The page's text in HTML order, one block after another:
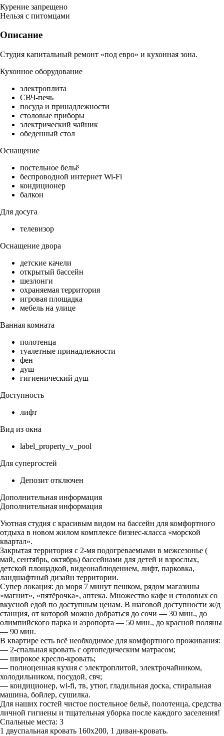
Курение запрещено
Нельзя с питомцами
Описание
Студия капитальный ремонт «под евро» и кухонная зона.
Кухонное оборудование
электроплита
СВЧ-печь
посуда и принадлежности
столовые приборы
электрический чайник
обеденный стол
Оснащение
постельное бельё
беспроводной интернет Wi-Fi
кондиционер
балкон
Для досуга
телевизор
Оснащение двора
детские качели
открытый бассейн
шезлонги
охраняемая территория
игровая площадка
мебель на улице
Ванная комната
полотенца
туалетные принадлежности
фен
душ
гигиенический душ
Доступность
лифт
Вид из окна
label_property_v_pool
Для супергостей
Депозит отключен
Дополнительная информация
Дополнительная информация
Уютная студия с красивым видом на бассейн для комфортного
отдыха в новом жилом комплексе бизнес-класса «морской
квартал».
Закрытая территория с 2-мя подогреваемыми в межсезонье (
май, сентябрь, октябрь) бассейнами для детей и взрослых,
детской площадкой, видеонаблюдением, лифт, парковка,
ландшафтный дизайн территории.
Супер локация: до моря 7 минут пешком, рядом магазины
«магнит», «пятёрочка», аптека. Множество кафе и столовых со
вкусной едой по доступным ценам. В шаговой доступности ж/д
станция, от которой можно добраться до сочи — 30 мин., до
олимпийского парка и аэропорта — 50 мин., до красной поляны
— 90 мин.
В квартире есть всё необходимое для комфортного проживания:
— 2-спальная кровать с ортопедическим матрасом;
— широкое кресло-кровать;
— полноценная кухня с электроплитой, электрочайником,
холодильником, посудой, свч;
— кондиционер, wi-fi, тв, утюг, гладильная доска, стиральная
машина, бойлер, сушилка.
Для наших гостей чистое постельное бельё, полотенца, средства
личной гигиены и тщательная уборка после каждого заселения!
Спальные места: 3
1 двуспальная кровать 160х200, 1 диван-кровать.